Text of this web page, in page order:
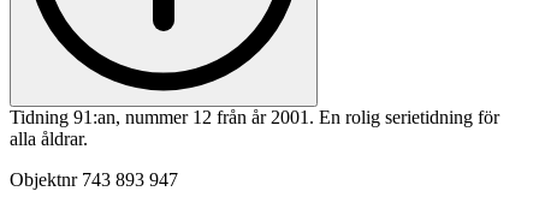
Tidning 91:an, nummer 12 från år 2001. En rolig serietidning för
alla åldrar.
Objektnr 743 893 947